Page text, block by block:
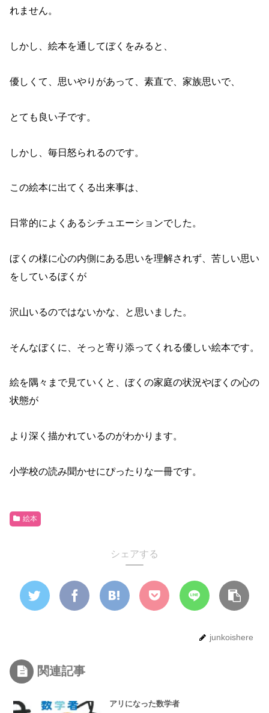
れません。
しかし、絵本を通してぼくをみると、
優しくて、思いやりがあって、素直で、家族思いで、
とても良い子です。
しかし、毎日怒られるのです。
この絵本に出てくる出来事は、
日常的によくあるシチュエーションでした。
ぼくの様に心の内側にある思いを理解されず、苦しい思い
をしているぼくが
沢山いるのではないかな、と思いました。
そんなぼくに、そっと寄り添ってくれる優しい絵本です。
絵を隅々まで見ていくと、ぼくの家庭の状況やぼくの心の
状態が
より深く描かれているのがわかります。
小学校の読み聞かせにぴったりな一冊です。
絵本
シェアする
junkoishere
関連記事
アリになった数学者